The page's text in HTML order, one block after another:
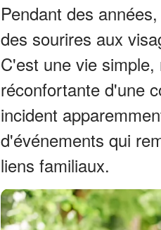
Pendant des
des sourires aux
C'est une vie
réconfortante d'une
incident
d'événements qui
liens familiaux.